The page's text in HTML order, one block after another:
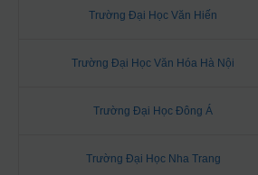
Trường Đại Học Văn Hiến
Trường Đại Học Văn Hóa Hà Nội
Trường Đại Học Đông Á
Trường Đại Học Nha Trang